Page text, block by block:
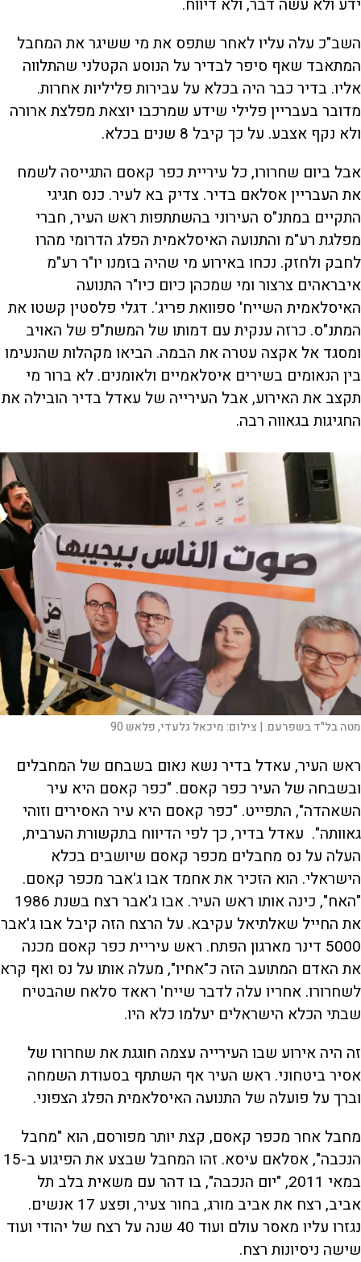
ידע ולא עשה דבר, ולא דיווח.
השב"כ עלה עליו לאחר שתפס את מי ששיגר את המחבל
המתאבד שאף סיפר לבדיר על הנוסע הקטלני שהתלווה
אליו. בדיר כבר היה בכלא על עבירות פליליות אחרות.
מדובר בעבריין פלילי שידע שמרכבו יוצאת מפלצת ארורה
ולא נקף אצבע. על כך קיבל 8 שנים בכלא.
אבל ביום שחרורו, כל עיריית כפר קאסם התגייסה לשמח
את העבריין אסלאם בדיר. צדיק בא לעיר. כנס חגיגי
התקיים במתנ"ס העירוני בהשתתפות ראש העיר, חברי
מפלגת רע"מ והתנועה האיסלאמית הפלג הדרומי מהרו
לחבק ולחזק. נכחו באירוע מי שהיה בזמנו יו"ר רע"מ
איבראהים צרצור ומי שמכהן כיום כיו"ר התנועה
האיסלאמית השייח' ספוואת פריג'. דגלי פלסטין קשטו את
המתנ"ס. כרזה ענקית עם דמותו של המשת"פ של האויב
ומסגד אל אקצה עטרה את הבמה. הביאו מקהלות שהנעימו
בין הנאומים בשירים איסלאמיים ולאומנים. לא ברור מי
תקצב את האירוע, אבל העירייה של עאדל בדיר הובילה את
החגיגות בגאווה רבה.
מטה בל"ד בשפרעם. | צילום:מיכאל גלעדי, פלאש 90
ראש העיר, עאדל בדיר נשא נאום בשבחם של המחבלים
ובשבחה של העיר כפר קאסם. "כפר קאסם היא עיר
השאהדה", התפייט. "כפר קאסם היא עיר האסירים וזוהי
גאוותה". עאדל בדיר, כך לפי הדיווח בתקשורת הערבית,
העלה על נס מחבלים מכפר קאסם שיושבים בכלא
הישראלי. הוא הזכיר את אחמד אבו ג'אבר מכפר קאסם.
"האח", כינה אותו ראש העיר. אבו ג'אבר רצח בשנת 1986
את החייל שאלתיאל עקיבא. על הרצח הזה קיבל אבו ג'אבר
5000 דינר מארגון הפתח. ראש עיריית כפר קאסם מכנה
את האדם המתועב הזה כ"אחיו", מעלה אותו על נס ואף קרא
לשחרורו. אחריו עלה לדבר שייח' ראאד סלאח שהבטיח
שבתי הכלא הישראלים יעלמו כלא היו.
זה היה אירוע שבו העירייה עצמה חוגגת את שחרורו של
אסיר ביטחוני. ראש העיר אף השתתף בסעודת השמחה
וברך על פועלה של התנועה האיסלאמית הפלג הצפוני.
מחבל אחר מכפר קאסם, קצת יותר מפורסם, הוא "מחבל
הנכבה", אסלאם עיסא. זהו המחבל שבצע את הפיגוע ב-15
במאי 2011, "יום הנכבה", בו דהר עם משאית בלב תל
אביב, רצח את אביב מורג, בחור צעיר, ופצע 17 אנשים.
נגזרו עליו מאסר עולם ועוד 40 שנה על רצח של יהודי ועוד
שישה ניסיונות רצח.